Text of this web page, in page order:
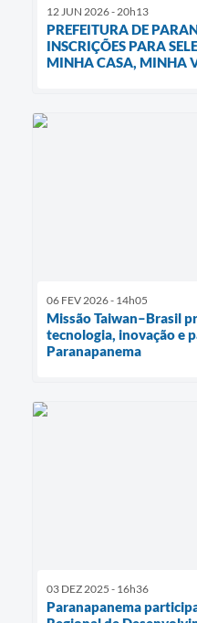
12 JUN 2026 - 20h13
PREFEITURA DE
INSCRIÇÕES PARA
MINHA CASA, MINHA
06 FEV 2026 - 14h05
Missão Taiwan–Brasil
tecnologia, inovação e
Paranapanema
03 DEZ 2025 - 16h36
Paranapanema